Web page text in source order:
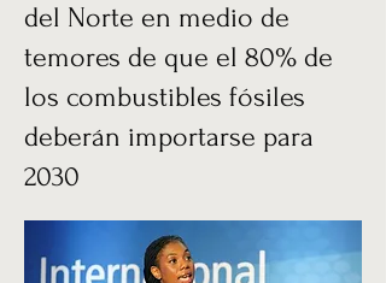
del Norte en medio de
temores de que el 80% de
los combustibles fósiles
deberán importarse para
2030